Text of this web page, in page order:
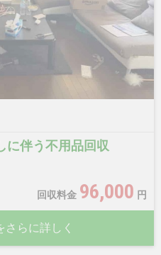
伴う不用品回収
回収料金 96,000 円
さらに詳しく